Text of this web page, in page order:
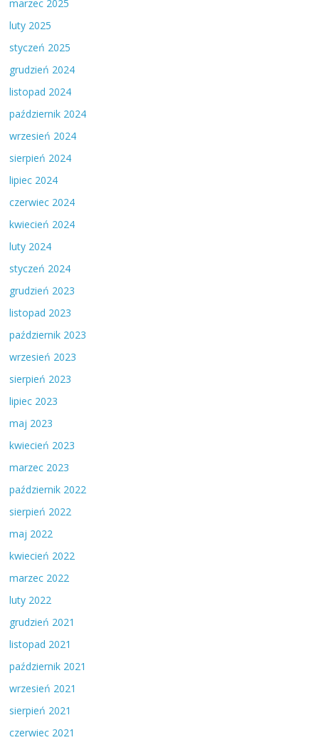
marzec 2025
luty 2025
styczeń 2025
grudzień 2024
listopad 2024
październik 2024
wrzesień 2024
sierpień 2024
lipiec 2024
czerwiec 2024
kwiecień 2024
luty 2024
styczeń 2024
grudzień 2023
listopad 2023
październik 2023
wrzesień 2023
sierpień 2023
lipiec 2023
maj 2023
kwiecień 2023
marzec 2023
październik 2022
sierpień 2022
maj 2022
kwiecień 2022
marzec 2022
luty 2022
grudzień 2021
listopad 2021
październik 2021
wrzesień 2021
sierpień 2021
czerwiec 2021